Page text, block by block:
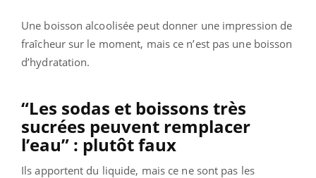
Une boisson alcoolisée peut donner une impression de
fraîcheur sur le moment, mais ce n’est pas une boisson
d’hydratation.
“Les sodas et boissons très
sucrées peuvent remplacer
l’eau” : plutôt faux
Ils apportent du liquide, mais ce ne sont pas les